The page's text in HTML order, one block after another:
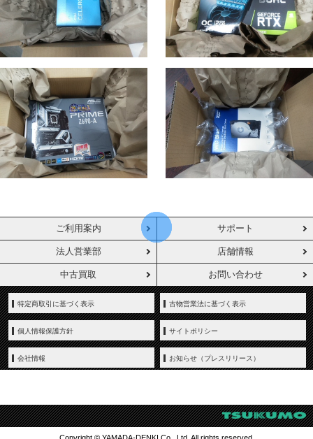
ご利用案内 サポート
法人営業部 店舗情報
中古買取 お問い合わせ
特定商取引に基づく表示 古物営業法に基づく表示
個人情報保護方針 サイトポリシー
会社情報 お知らせ（プレスリリース）